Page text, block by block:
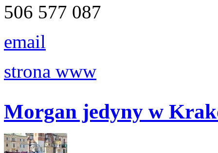
506 577 087
email
strona www
Morgan jedyny w